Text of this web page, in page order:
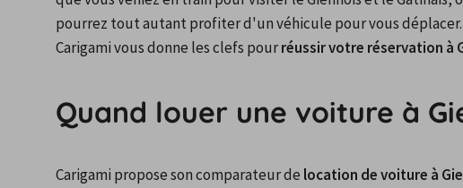
pourrez tout autant profiter d'un véhicule pour vous
Carigami vous donne les clefs pour réussir votre réservation à
Quand louer une voiture à
Carigami propose son comparateur de location de voiture à